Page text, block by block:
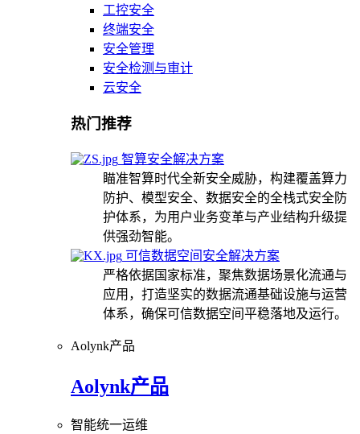
工控安全
终端安全
安全管理
安全检测与审计
云安全
热门推荐
智算安全解决方案
瞄准智算时代全新安全威胁，构建覆盖算力
防护、模型安全、数据安全的全栈式安全防
护体系，为用户业务变革与产业结构升级提
供强劲智能。
可信数据空间安全解决方案
严格依据国家标准，聚焦数据场景化流通与
应用，打造坚实的数据流通基础设施与运营
体系，确保可信数据空间平稳落地及运行。
Aolynk产品
Aolynk产品
智能统一运维